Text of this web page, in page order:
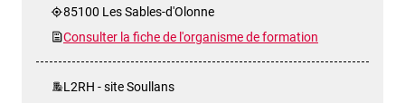
85100 Les Sables-d'Olonne
Consulter la fiche de l'organisme de formation
L2RH - site Soullans